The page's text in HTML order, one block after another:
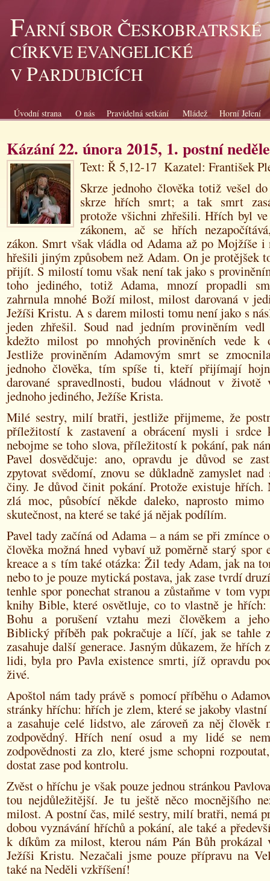
FARNÍ SBOR ČESKOBRATRSKÉ
CÍRKVE EVANGELICKÉ
VPARDUBICÍCH
Úvodní strana O nás Pravidelná setkání Mládež Horní Jelení
Kázání 22. února 2015, 1. postní neděle
Text: Ř 5,12-17 Kazatel: František
Skrze jednoho člověka totiž vešel
skrze hřích smrt; a tak smrt
protože všichni zhřešili. Hřích byl ve
zákonem, ač se hřích
zákon. Smrt však vládla od Adama až po Mojžíše i
hřešili jiným způsobem než Adam. On je protějšek
přijít. S milostí tomu však není tak jako s
toho jediného, totiž Adama, mnozí propadli
zahrnula mnohé Boží milost, milost darovaná v
Ježíši Kristu. A s darem milosti tomu není jako s
jeden zhřešil. Soud nad jedním proviněním vedl
kdežto milost po mnohých proviněních vede k
Jestliže proviněním Adamovým smrt se
jednoho člověka, tím spíše ti, kteří přijímají
darované spravedlnosti, budou vládnout v životě
jednoho jediného, Ježíše Krista.
Milé sestry, milí bratři, jestliže přijmeme, že
příležitostí k zastavení a obrácení mysli i srdce
nebojme se toho slova, příležitostí k pokání, pak
Pavel dosvědčuje: ano, opravdu je důvod se
zpytovat svědomí, znovu se důkladně zamyslet
činy. Je důvod činit pokání. Protože existuje hřích.
zlá moc, působící někde daleko, naprosto
skutečnost, na které se také já nějak podílím.
Pavel tady začíná od Adama – a nám se při zmínce
člověka možná hned vybaví už poměrně starý spor
kreace a s tím také otázka: Žil tedy Adam, jak na
nebo to je pouze mytická postava, jak zase tvrdí
tenhle spor ponechat stranou a zůstaňme v tom
knihy Bible, které osvětluje, co to vlastně je
Bohu a porušení vztahu mezi člověkem a
Biblický příběh pak pokračuje a líčí, jak se tahle
zasahuje další generace. Jasným důkazem, že hřích
lidi, byla pro Pavla existence smrti, jíž opravdu
živé.
Apoštol nám tady právě s pomocí příběhu o
stránky hříchu: hřích je zlem, které se jakoby
a zasahuje celé lidstvo, ale zároveň za něj člověk
zodpovědný. Hřích není osud a my lidé se
zodpovědnosti za zlo, které jsme schopni
dostat zase pod kontrolu.
Zvěst o hříchu je však pouze jednou stránkou
tou nejdůležitější. Je tu ještě něco mocnějšího
milost. A postní čas, milé sestry, milí bratři, nemá
dobou vyznávání hříchů a pokání, ale také a
k díkům za milost, kterou nám Pán Bůh prokázal
Ježíši Kristu. Nezačali jsme pouze přípravu na
také na Neděli vzkříšení!